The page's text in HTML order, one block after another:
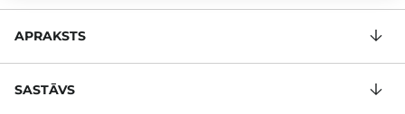
APRAKSTS
SASTĀVS